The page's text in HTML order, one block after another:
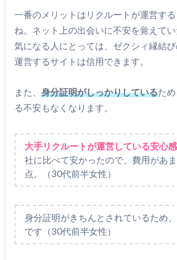
一番のメリットはリクルートが運営す
ね。ネット上の出会いに不安を覚えて
気になる人にとっては、ゼクシィ縁結
運営するサイトは信用できます。
また、 身分証明がしっかりしているた
る不安もなくなります。
大手リクルートが運営している安心感
社に比べて安かったので、費用があ
点。（30代前半女性）
身分証明がきちんとされているため
です（30代前半女性）